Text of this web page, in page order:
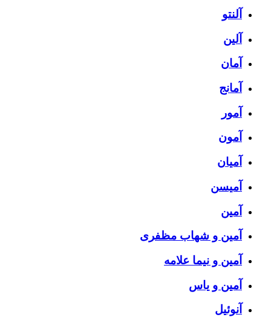
آلنتو
آلین
آمان
آمانج
آمور
آمون
آمیان
آمیسن
آمین
آمین و شهاب مظفری
آمین و نیما علامه
آمین و یاس
آنوئیل